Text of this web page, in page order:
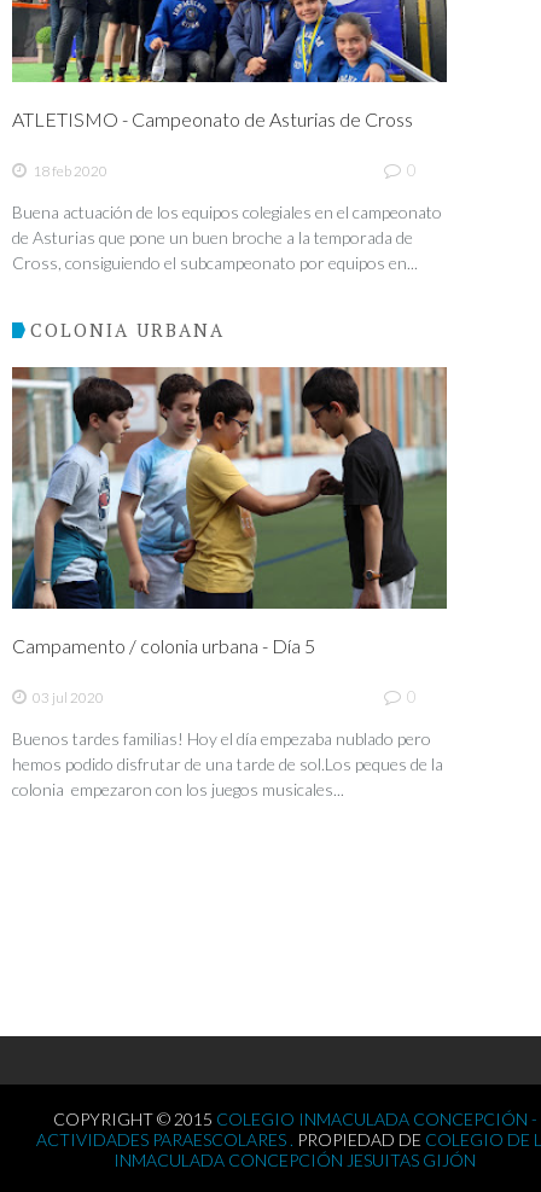
ATLETISMO - Campeonato de Asturias de Cross
18 feb 2020 0
Buena actuación de los equipos colegiales en el campeonato
de Asturias que pone un buen broche a la temporada de
Cross, consiguiendo el subcampeonato por equipos en...
COLONIA URBANA
Campamento / colonia urbana - Día 5
03 jul 2020 0
Buenos tardes familias! Hoy el día empezaba nublado pero
hemos podido disfrutar de una tarde de sol.Los peques de la
colonia empezaron con los juegos musicales...
COPYRIGHT © 2015 COLEGIO INMACULADA CONCEPCIÓN -
ACTIVIDADES PARAESCOLARES . PROPIEDAD DE COLEGIO DE
INMACULADA CONCEPCIÓN JESUITAS GIJÓN